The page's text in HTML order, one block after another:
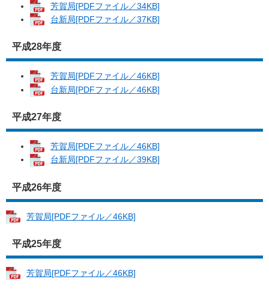
芳賀局[PDFファイル／34KB]
台新局[PDFファイル／37KB]
平成28年度
芳賀局[PDFファイル／46KB]
台新局[PDFファイル／46KB]
平成27年度
芳賀局[PDFファイル／46KB]
台新局[PDFファイル／39KB]
平成26年度
芳賀局[PDFファイル／46KB]
平成25年度
芳賀局[PDFファイル／46KB]